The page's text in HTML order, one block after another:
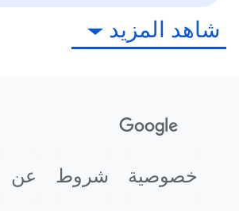
شاهد المزيد
خصوصية شروط عن